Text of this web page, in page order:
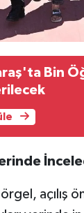
Bin
açılış